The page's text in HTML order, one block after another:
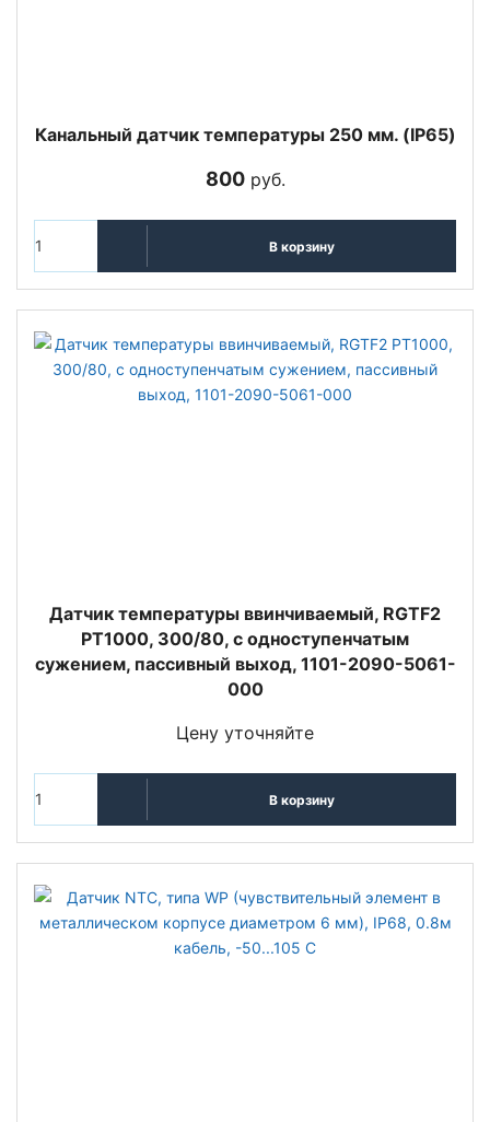
Канальный датчик температуры 250 мм. (IP65)
800руб.
В корзину
Датчик температуры ввинчиваемый, RGTF2
PT1000, 300/80, с одноступенчатым
сужением, пассивный выход, 1101-2090-5061-
000
Цену уточняйте
В корзину